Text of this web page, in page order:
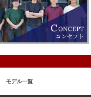
モデル一覧